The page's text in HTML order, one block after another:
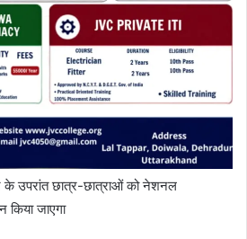
के उपरांत छात्र-छात्राओं को नेशनल
किया जाएगा